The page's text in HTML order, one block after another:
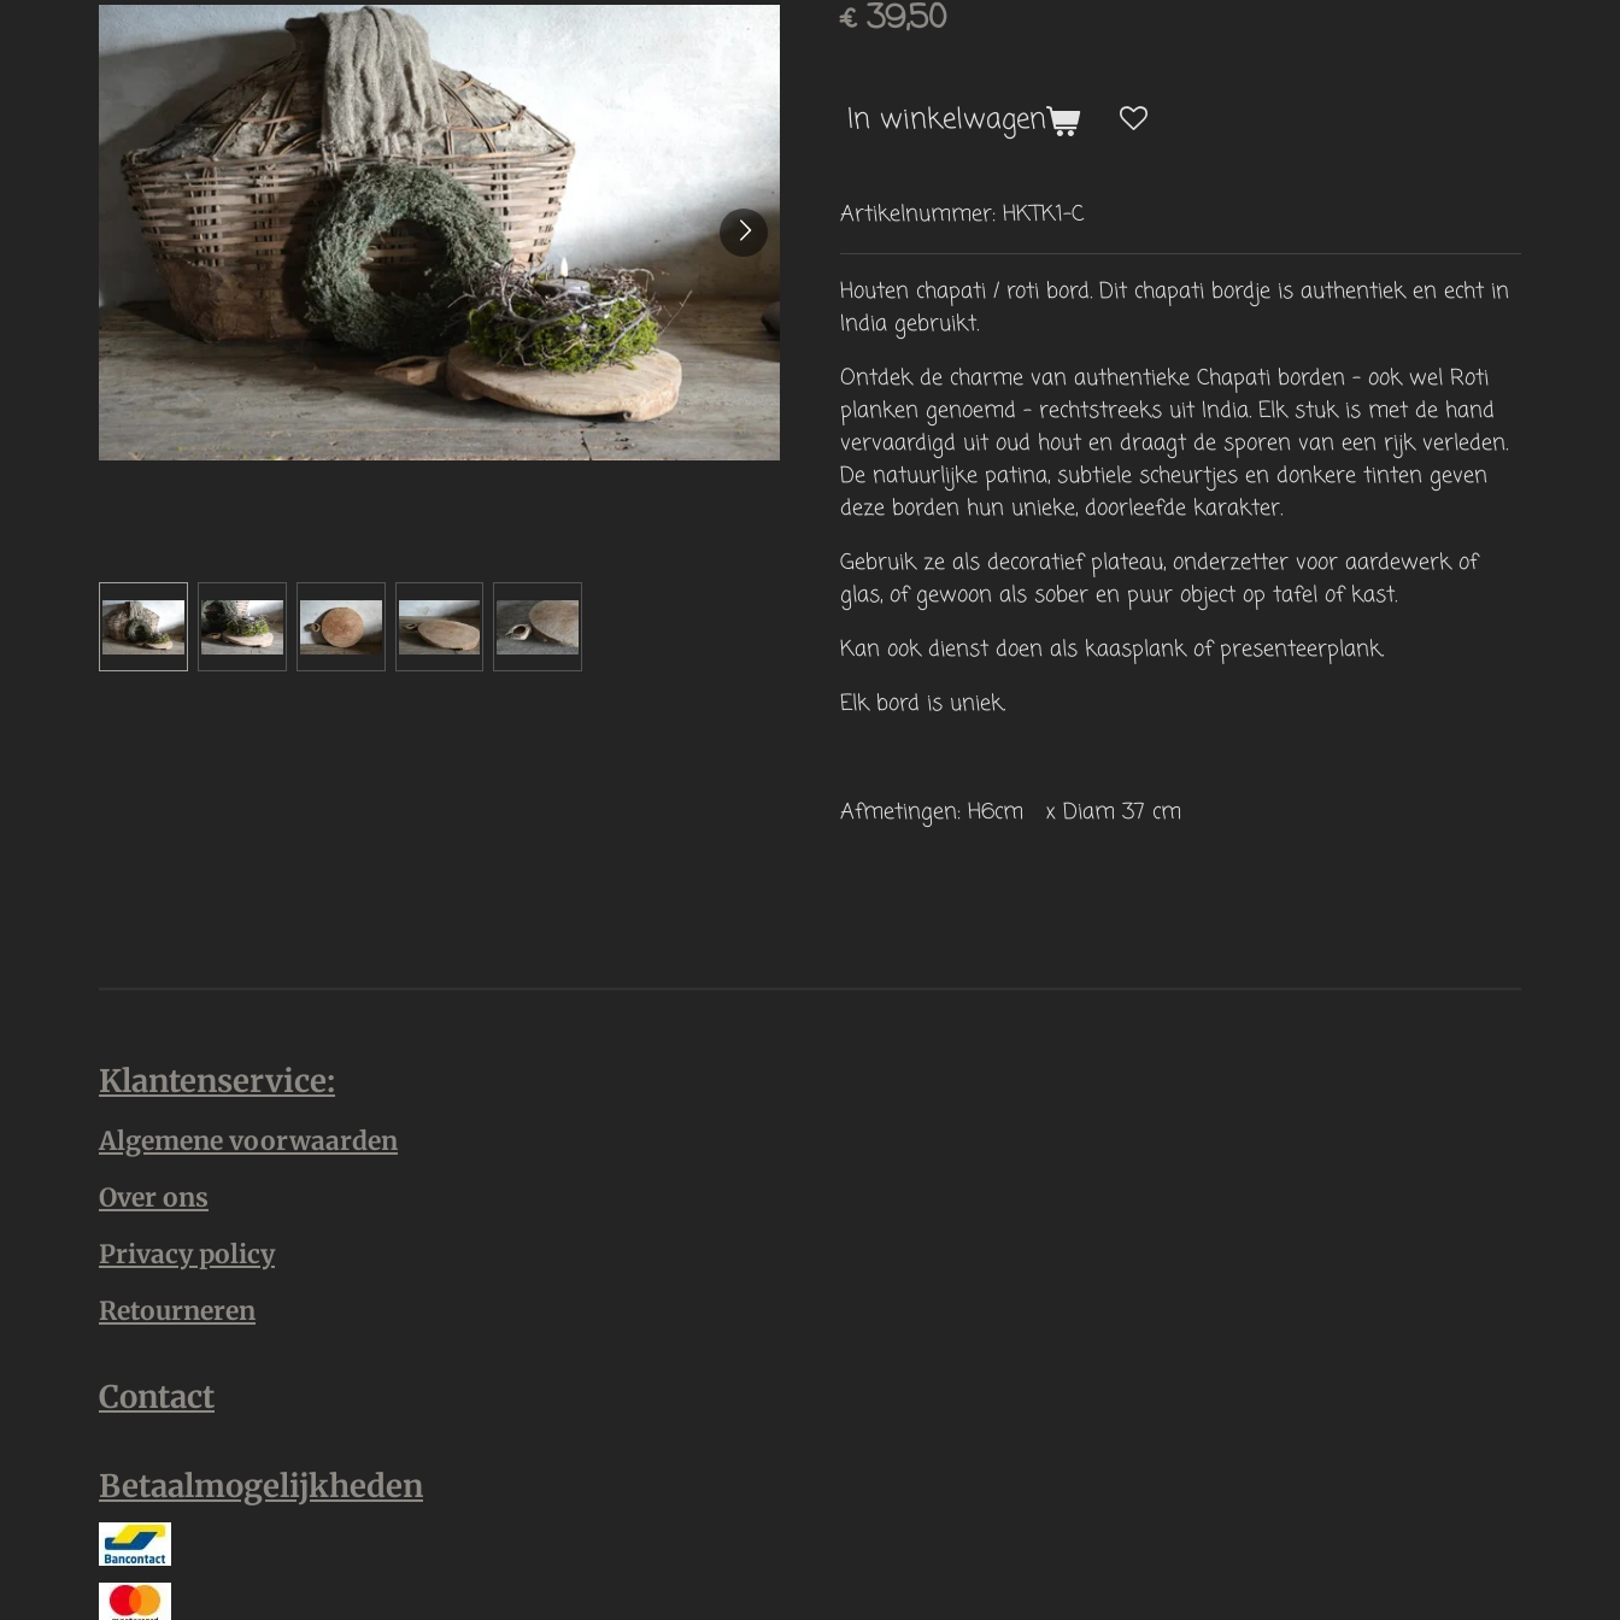
€ 39,50
In winkelwagen
Artikelnummer: HKTK1-C
Houten chapati / roti bord. Dit chapati bordje is authentiek en echt in
India gebruikt.
Ontdek de charme van authentieke Chapati borden – ook wel Roti
planken genoemd – rechtstreeks uit India. Elk stuk is met de hand
vervaardigd uit oud hout en draagt de sporen van een rijk verleden.
De natuurlijke patina, subtiele scheurtjes en donkere tinten geven
deze borden hun unieke, doorleefde karakter.
Gebruik ze als decoratief plateau, onderzetter voor aardewerk of
glas, of gewoon als sober en puur object op tafel of kast.
Kan ook dienst doen als kaasplank of presenteerplank.
Elk bord is uniek.
Afmetingen: H6cm x Diam 37 cm
Klantenservice:
Algemene voorwaarden
Over ons
Privacy policy
Retourneren
Contact
Betaalmogelijkheden